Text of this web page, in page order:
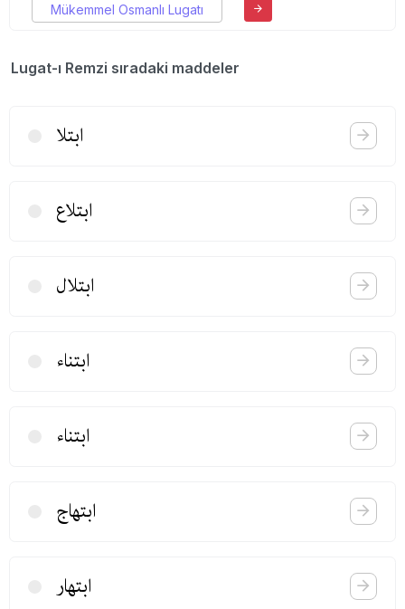
Mükemmel Osmanlı Lugatı
Lugat-ı Remzi sıradaki maddeler
ابتلا
ابتلاع
ابتلال
ابتناء
ابتناء
ابتهاج
ابتهار